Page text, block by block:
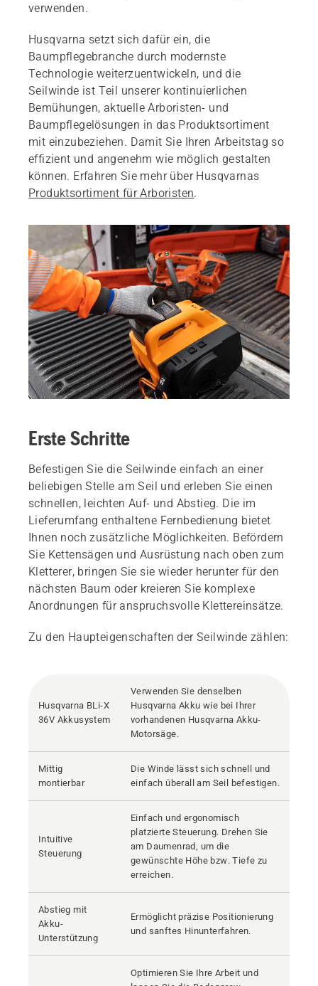
verwenden.
Husqvarna setzt sich dafür ein, die
Baumpflegebranche durch modernste
Technologie weiterzuentwickeln, und die
Seilwinde ist Teil unserer kontinuierlichen
Bemühungen, aktuelle Arboristen- und
Baumpflegelösungen in das Produktsortiment
mit einzubeziehen. Damit Sie Ihren Arbeitstag so
effizient und angenehm wie möglich gestalten
können. Erfahren Sie mehr über Husqvarnas
Produktsortiment für Arboristen.
Erste Schritte
Befestigen Sie die Seilwinde einfach an einer
beliebigen Stelle am Seil und erleben Sie einen
schnellen, leichten Auf- und Abstieg. Die im
Lieferumfang enthaltene Fernbedienung bietet
Ihnen noch zusätzliche Möglichkeiten. Befördern
Sie Kettensägen und Ausrüstung nach oben zum
Kletterer, bringen Sie sie wieder herunter für den
nächsten Baum oder kreieren Sie komplexe
Anordnungen für anspruchsvolle Klettereinsätze.
Zu den Haupteigenschaften der Seilwinde zählen:
Husqvarna BLi-X
36V Akkusystem
Verwenden Sie denselben
Husqvarna Akku wie bei Ihrer
vorhandenen Husqvarna Akku-
Motorsäge.
Mittig
montierbar
Die Winde lässt sich schnell und
einfach überall am Seil befestigen.
Intuitive
Steuerung
Einfach und ergonomisch
platzierte Steuerung. Drehen Sie
am Daumenrad, um die
gewünschte Höhe bzw. Tiefe zu
erreichen.
Abstieg mit
Akku-
Unterstützung
Ermöglicht präzise Positionierung
und sanftes Hinunterfahren.
Optimieren Sie Ihre Arbeit und